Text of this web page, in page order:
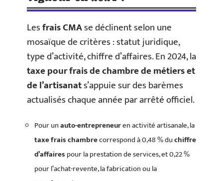
Lesfrais CMAse déclinent selon une
mosaïque de critères : statut juridique,
type d’activité, chiffre d’affaires. En 2024, la
taxe pour frais de chambre de métiers et
de l’artisanats’appuie sur des barèmes
actualisés chaque année par arrêté officiel.
Pour unauto-entrepreneuren activité artisanale, la
taxe frais chambrecorrespond à 0,48 % duchiffre
d’affaires pour la prestation de services, et 0,22 %
pour l’achat-revente, la fabrication ou la